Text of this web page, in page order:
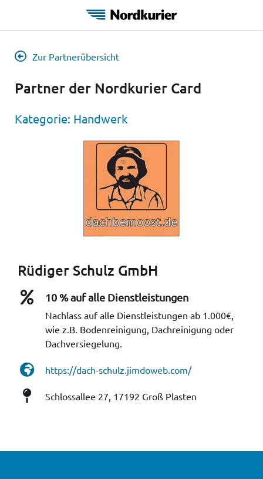
Zur Partnerübersicht
Partner der Nordkurier Card
Kategorie: Handwerk
Rüdiger Schulz GmbH
10 % auf alle Dienstleistungen
Nachlass auf alle Dienstleistungen ab 1.000€,
wie z.B. Bodenreinigung, Dachreinigung oder
Dachversiegelung.
https://dach-schulz.jimdoweb.com/
Schlossallee 27, 17192 Groß Plasten